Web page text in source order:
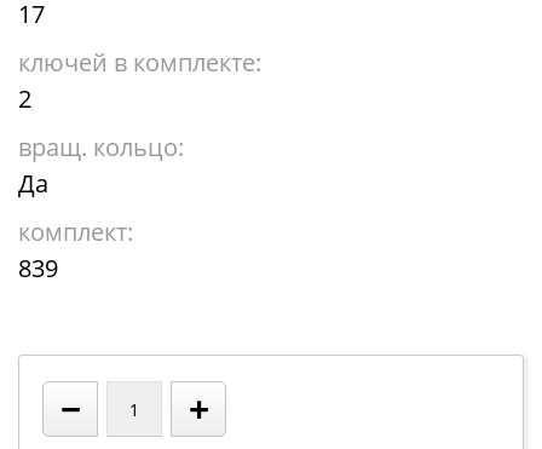
17
ключей в комплекте:
2
вращ. кольцо:
Да
комплект:
839
− +